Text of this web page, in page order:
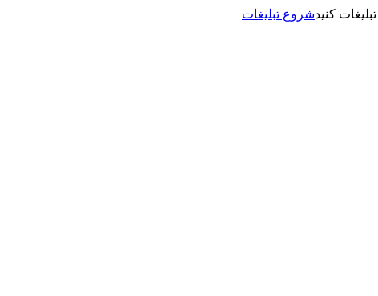
شروع تبلیغات